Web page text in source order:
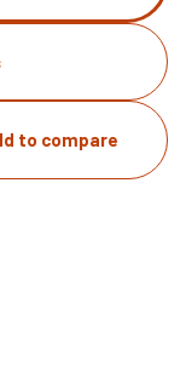
to compare